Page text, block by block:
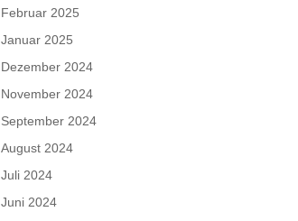
Februar 2025
Januar 2025
Dezember 2024
November 2024
September 2024
August 2024
Juli 2024
Juni 2024